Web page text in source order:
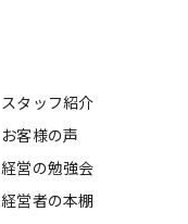
スタッフ紹介
お客様の声
経営の勉強会
経営者の本棚